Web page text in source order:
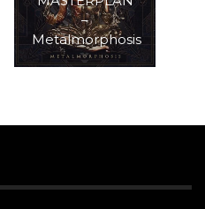
–
Metalmorphosis